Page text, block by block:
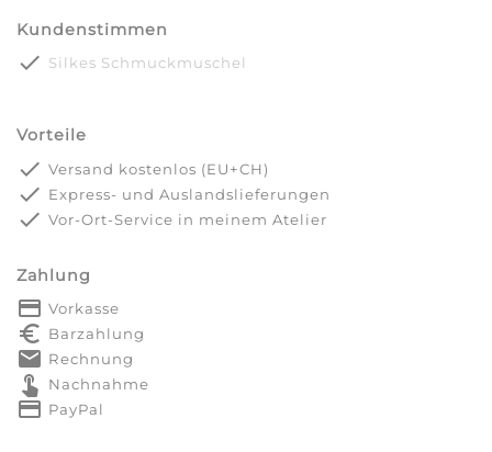
Kundenstimmen
done Silkes Schmuckmuschel
Vorteile
done Versand kostenlos (EU+CH)
done Express- und Auslandslieferungen
done Vor-Ort-Service in meinem Atelier
Zahlung
payment Vorkasse
euro_symbol Barzahlung
markunread Rechnung
touch_app Nachnahme
credit_card PayPal